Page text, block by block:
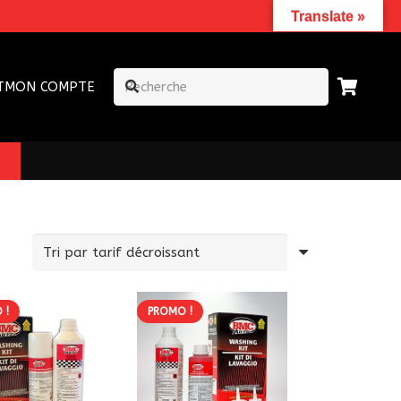
MON COMPTE
! PROMO !
Translate »